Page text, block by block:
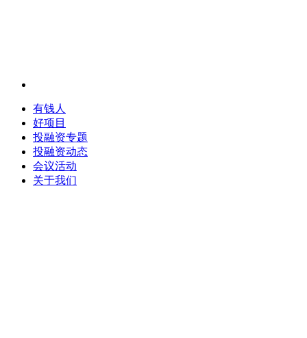
有钱人
好项目
投融资专题
投融资动态
会议活动
关于我们